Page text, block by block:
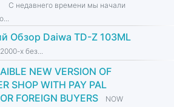
недавнего времени мы начали
Обзор Daiwa TD-Z 103ML
х без...
NEW VERSION OF
SHOP WITH PAY PAL
FOREIGN BUYERS
NOW